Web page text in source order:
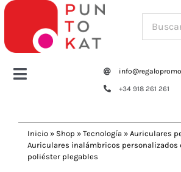
Saltar
contenido
Toggle
Tazas y botellas
+34 918 261 261
Inicio » Shop » Tecnología » Auriculares
Auriculares inalámbricos personalizados
poliéster plegables